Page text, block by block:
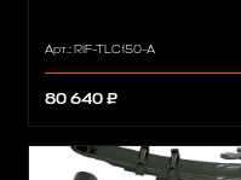
Арт.: RIF-TLC150-A
80 640 ₽